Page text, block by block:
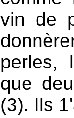
vin de
perles,
que
(3). Ils